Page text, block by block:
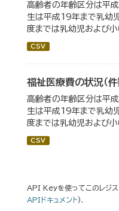
高齢者の年齢区分は平
生は平成19年まで乳幼
度までは乳幼児および
CSV
福祉医療費の状況（件
高齢者の年齢区分は平
生は平成19年まで乳幼
度までは乳幼児および
CSV
API Keyを使ってこのレジス
APIドキュメント).